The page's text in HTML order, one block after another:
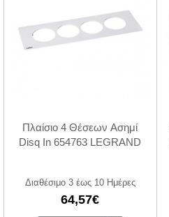
Πλαίσιο 4 Θέσεων Ασημί
Disq In 654763 LEGRAND
Διαθέσιμο 3 έως 10 Ημέρες
64,57€